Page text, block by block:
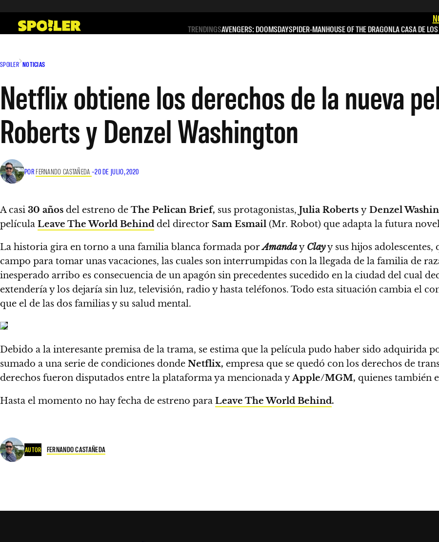
contenido
TRENDINGSAVENGERS: DOOMSDAYSPIDER-MANHOUSE OF THE DRAGONLA CASA DE
SPOILER NOTICIAS
Netflix obtiene los derechos de la nueva
Roberts y Denzel Washington
POR FERNANDO CASTAÑEDA –20 DE JULIO, 2020
A casi 30 años del estreno de The Pelican Brief, sus protagonistas, Julia Roberts y Denzel
película Leave The World Behind del director Sam Esmail (Mr. Robot) que adapta la futura
La historia gira en torno a una familia blanca formada porAmanday Clayy sus hijos adolescentes,
campo para tomar unas vacaciones, las cuales son interrumpidas con la llegada de la familia de
inesperado arribo es consecuencia de un apagón sin precedentes sucedido en la ciudad del cual
extendería y los dejaría sin luz, televisión, radio y hasta teléfonos. Todo esta situación cambia el
que el de las dos familias y su salud mental.
Debido a la interesante premisa de la trama, se estima que la película pudo haber sido adquirida
sumado a una serie de condiciones donde Netflix, empresa que se quedó con los derechos de
derechos fueron disputados entre la plataforma ya mencionada yApple/MGM, quienes también
Hasta el momento no hay fecha de estreno para Leave The World Behind.
AUTOR FERNANDO CASTAÑEDA